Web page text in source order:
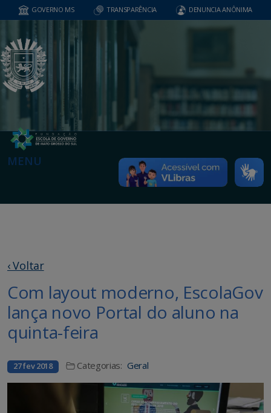
GOVERNO MS TRANSPARÊNCIA DENUNCIA ANÔNIMA
MENU
‹ Voltar
Com layout moderno, EscolaGov
lança novo Portal do aluno na
quinta-feira
27 fev 2018 Categorias: Geral